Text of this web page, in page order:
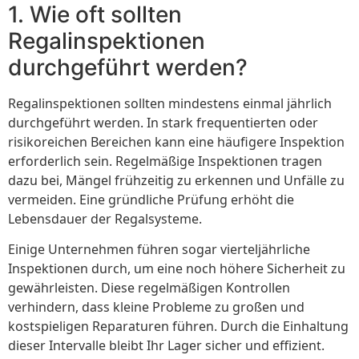
1. Wie oft sollten
Regalinspektionen
durchgeführt werden?
Regalinspektionen sollten mindestens einmal jährlich
durchgeführt werden. In stark frequentierten oder
risikoreichen Bereichen kann eine häufigere Inspektion
erforderlich sein. Regelmäßige Inspektionen tragen
dazu bei, Mängel frühzeitig zu erkennen und Unfälle zu
vermeiden. Eine gründliche Prüfung erhöht die
Lebensdauer der Regalsysteme.
Einige Unternehmen führen sogar vierteljährliche
Inspektionen durch, um eine noch höhere Sicherheit zu
gewährleisten. Diese regelmäßigen Kontrollen
verhindern, dass kleine Probleme zu großen und
kostspieligen Reparaturen führen. Durch die Einhaltung
dieser Intervalle bleibt Ihr Lager sicher und effizient.